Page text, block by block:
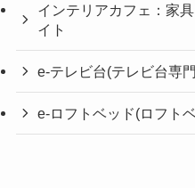
インテリアカフェ：家
イト
e-テレビ台(テレビ台専
e-ロフトベッド(ロフト